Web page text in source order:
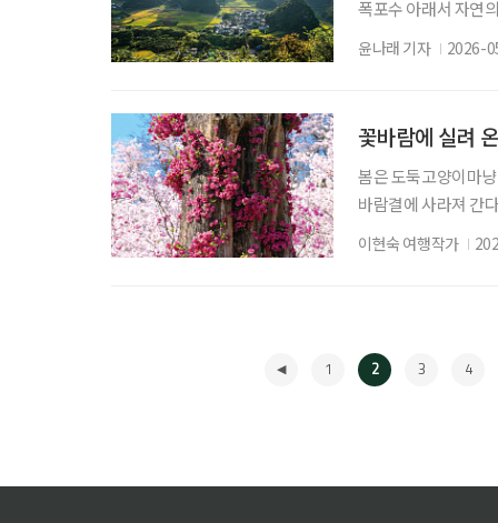
폭포수 아래서 자연
서 치유를 얻고, 유
라갈 수 있는 곳. 과
윤나래 기자 2026-
꽃바람에 실려
봄은 도둑고양이마
바람결에 사라져 간
한다. 바야흐로 꽃
한 병, 교통카드 한
이현숙 여행작가
1 2 3 4